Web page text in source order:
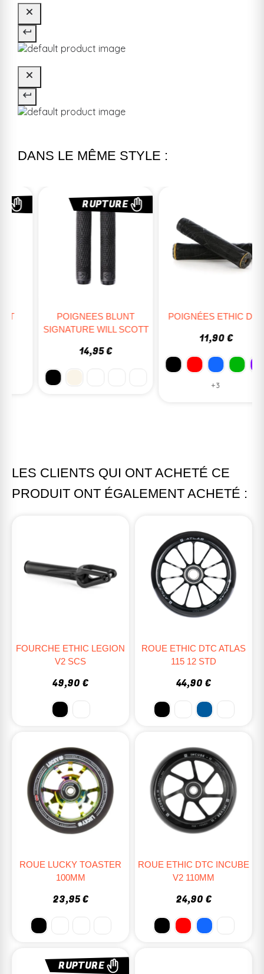
DANS LE MÊME STYLE :
RUPTURE
POIGNEES BLUNT
SIGNATURE WILL SCOTT
14,95 €
POIGNÉES ETHIC DTC
11,90 €
LES CLIENTS QUI ONT ACHETÉ CE
PRODUIT ONT ÉGALEMENT ACHETÉ :
FOURCHE ETHIC LEGION
V2 SCS
49,90 €
ROUE ETHIC DTC ATLAS
115 12 STD
44,90 €
ROUE LUCKY TOASTER
100MM
23,95 €
ROUE ETHIC DTC INCUBE
V2 110MM
24,90 €
RUPTURE